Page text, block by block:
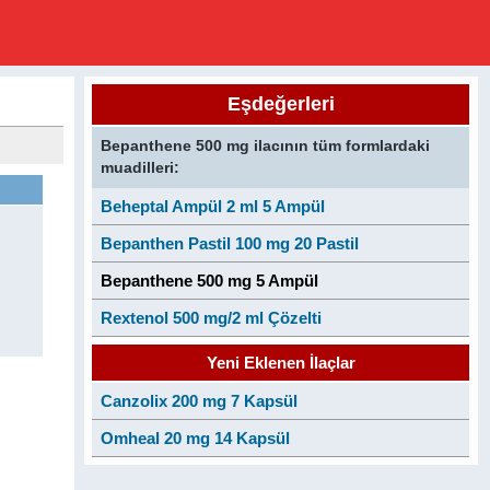
Eşdeğerleri
Bepanthene 500 mg ilacının tüm formlardaki
muadilleri:
Beheptal Ampül 2 ml 5 Ampül
Bepanthen Pastil 100 mg 20 Pastil
Bepanthene 500 mg 5 Ampül
Rextenol 500 mg/2 ml Çözelti
Yeni Eklenen İlaçlar
Canzolix 200 mg 7 Kapsül
Omheal 20 mg 14 Kapsül